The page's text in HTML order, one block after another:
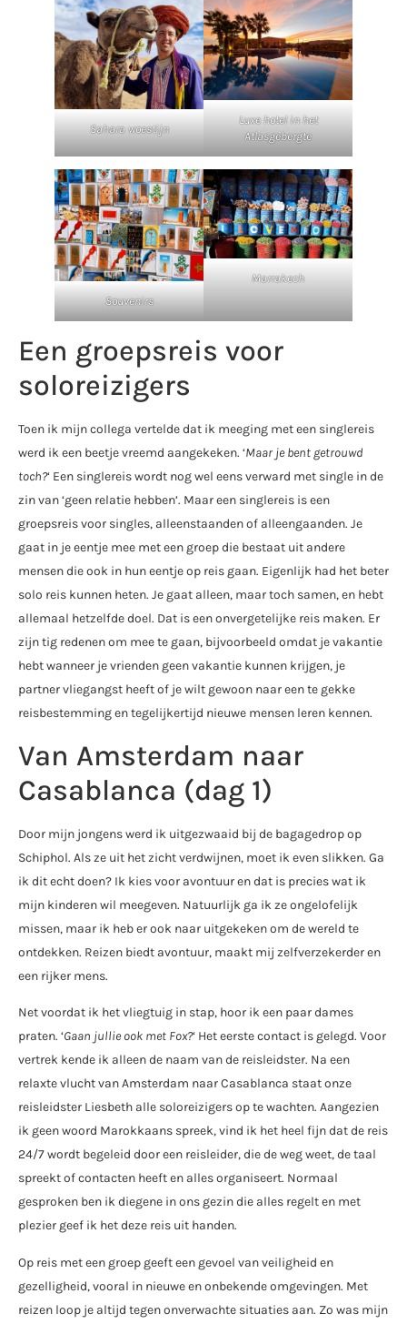
Sahara woestijn
Luxe hotel in het
Atlasgebergte
Souvenirs
Marrakech
Een groepsreis voor
soloreizigers
Toen ik mijn collega vertelde dat ik meeging met een singlereis
werd ik een beetje vreemd aangekeken. ‘Maar je bent getrouwd
toch?‘ Een singlereis wordt nog wel eens verward met single in de
zin van ‘geen relatie hebben’. Maar een singlereis is een
groepsreis voor singles, alleenstaanden of alleengaanden. Je
gaat in je eentje mee met een groep die bestaat uit andere
mensen die ook in hun eentje op reis gaan. Eigenlijk had het beter
solo reis kunnen heten. Je gaat alleen, maar toch samen, en hebt
allemaal hetzelfde doel. Dat is een onvergetelijke reis maken. Er
zijn tig redenen om mee te gaan, bijvoorbeeld omdat je vakantie
hebt wanneer je vrienden geen vakantie kunnen krijgen, je
partner vliegangst heeft of je wilt gewoon naar een te gekke
reisbestemming en tegelijkertijd nieuwe mensen leren kennen.
Van Amsterdam naar
Casablanca (dag 1)
Door mijn jongens werd ik uitgezwaaid bij de bagagedrop op
Schiphol. Als ze uit het zicht verdwijnen, moet ik even slikken. Ga
ik dit echt doen? Ik kies voor avontuur en dat is precies wat ik
mijn kinderen wil meegeven. Natuurlijk ga ik ze ongelofelijk
missen, maar ik heb er ook naar uitgekeken om de wereld te
ontdekken. Reizen biedt avontuur, maakt mij zelfverzekerder en
een rijker mens.
Net voordat ik het vliegtuig in stap, hoor ik een paar dames
praten. ‘Gaan jullie ook met Fox?‘ Het eerste contact is gelegd. Voor
vertrek kende ik alleen de naam van de reisleidster. Na een
relaxte vlucht van Amsterdam naar Casablanca staat onze
reisleidster Liesbeth alle soloreizigers op te wachten. Aangezien
ik geen woord Marokkaans spreek, vind ik het heel fijn dat de reis
24/7 wordt begeleid door een reisleider, die de weg weet, de taal
spreekt of contacten heeft en alles organiseert. Normaal
gesproken ben ik diegene in ons gezin die alles regelt en met
plezier geef ik het deze reis uit handen.
Op reis met een groep geeft een gevoel van veiligheid en
gezelligheid, vooral in nieuwe en onbekende omgevingen. Met
reizen loop je altijd tegen onverwachte situaties aan. Zo was mijn